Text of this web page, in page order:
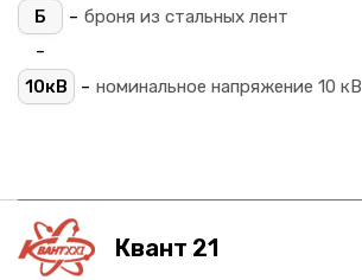
Б
- броня из стальных лент
-
10кВ - номинальное напряжение 10 кВ
Квант 21